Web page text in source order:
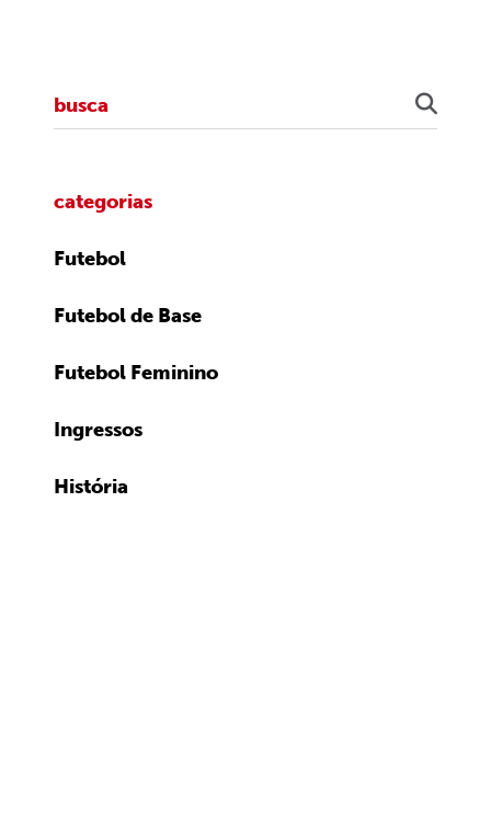
categorias
Futebol
Futebol de Base
Futebol Feminino
Ingressos
História